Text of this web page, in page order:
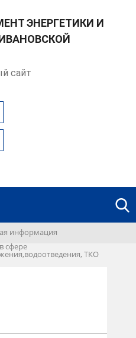
ЭНЕРГЕТИКИ И
сайт
информация
сфере
ТКО